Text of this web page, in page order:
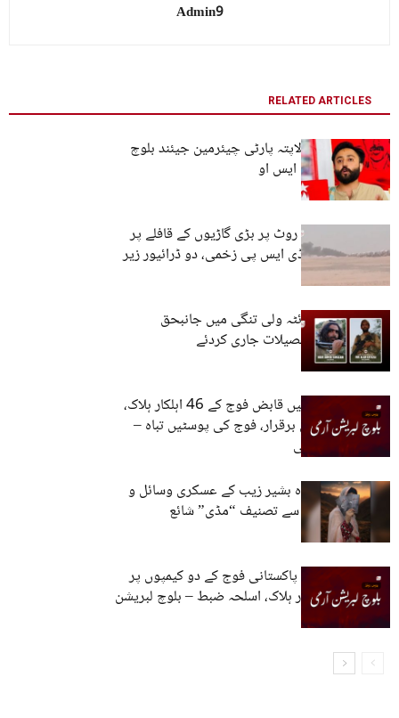
Admin9
RELATED ARTICLES
کوئٹہ سے جبری لاپتہ پارٹی چیئرمین جیئند بلوچ
بازیاب ہوگئے۔ بی ایس او
دالبندین: تجارتی روٹ پر بڑی گاڑیوں کے قافلے پر
مزید تین حملے، ڈی ایس پی زخمی، دو ڈرائیور زیر
حراست
بی ایل اے نے کوئٹہ ولی تنگی میں جانبحق
سرمچاروں کے تفصیلات جاری کردئے
51 کارروائیوں میں قابض فوج کے 46 اہلکار ہلاک،
معاشی ناکہ بندی برقرار، فوج کی پوسٹیں تباہ –
بلوچ لبریشن آرمی
بی ایل اے سربراہ بشیر زیب کے عسکری وسائل و
انتظام کے حوالے سے تصنیف “مڈی” شائع
کوئٹہ میں قابض پاکستانی فوج کے دو کیمپوں پر
کنٹرول، 14 اہلکار ہلاک، اسلحہ ضبط – بلوچ لبریشن
آرمی